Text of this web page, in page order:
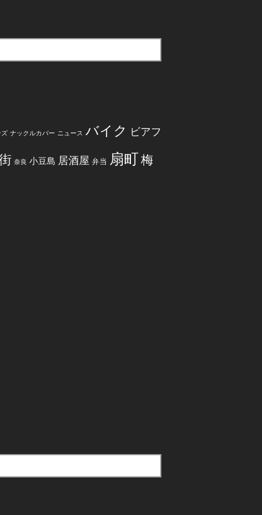
ズ ナックルカバー ニュース バイク ビアフ
奈良 小豆島 居酒屋 弁当 扇町梅